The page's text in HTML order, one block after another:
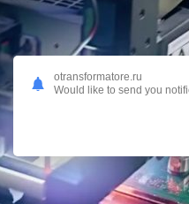
otransformatore.ru
Would like to send you